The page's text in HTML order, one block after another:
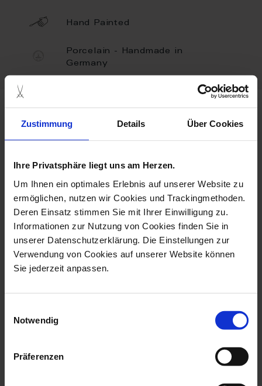
Zustimmung Details Über Cookies
Ihre Privatsphäre liegt uns am Herzen.
Um Ihnen ein optimales Erlebnis auf unserer Website zu
ermöglichen, nutzen wir Cookies und Trackingmethoden.
Deren Einsatz stimmen Sie mit Ihrer Einwilligung zu.
Informationen zur Nutzung von Cookies finden Sie in
unserer Datenschutzerklärung. Die Einstellungen zur
Verwendung von Cookies auf unserer Website können
Sie jederzeit anpassen.
Notwendig
Präferenzen
Hand Painted
Porcelain - Handmade in
Germany
pendants collection
Available